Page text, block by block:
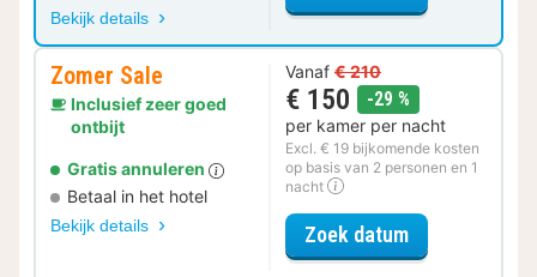
Bekijk details
Zomer Sale
Inclusief zeer goed
ontbijt
Gratis annuleren
Betaal in het hotel
Bekijk details
Vanaf € 210
€ 150 -29 %
per kamer per nacht
Excl. € 19 bijkomende kosten
op basis van 2 personen en 1
nacht
Zoek datumvoor Zomer